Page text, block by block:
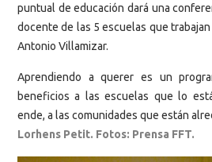
puntual de educación dará una
docente de las 5 escuelas que
Antonio Villamizar.
Aprendiendo a querer es un
beneficios a las escuelas que lo
ende, a las comunidades que están
Lorhens Petit. Fotos: Prensa FFT.